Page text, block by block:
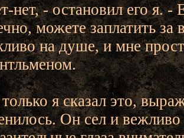
нет, - остановил его я. -
можете заплатить
на душе, и мне
я сказал это,
Он сел и